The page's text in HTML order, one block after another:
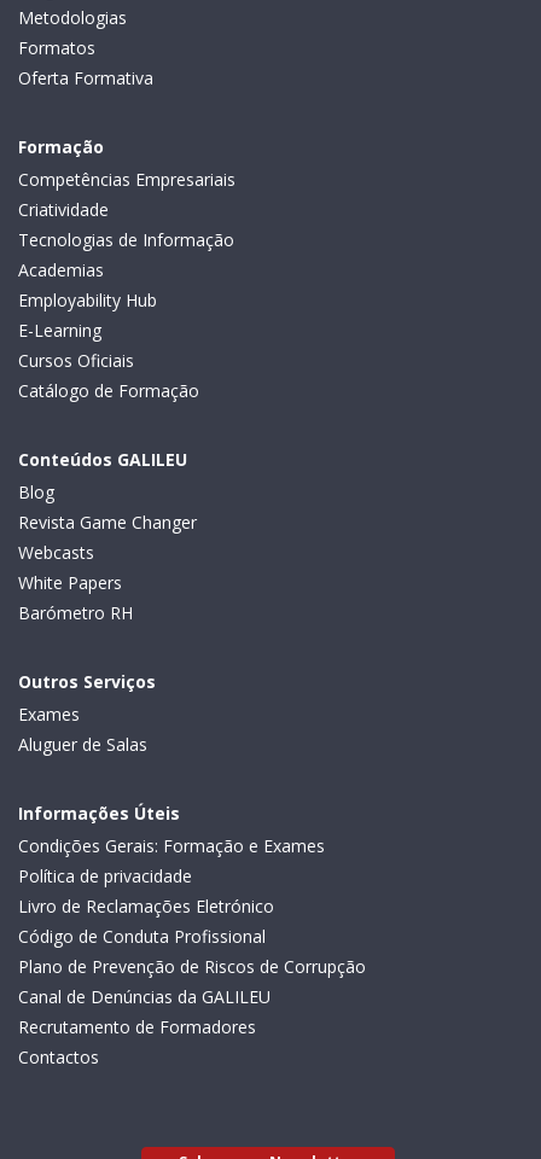
Metodologias
Formatos
Oferta Formativa
Formação
Competências Empresariais
Criatividade
Tecnologias de Informação
Academias
Employability Hub
E-Learning
Cursos Oficiais
Catálogo de Formação
Conteúdos GALILEU
Blog
Revista Game Changer
Webcasts
White Papers
Barómetro RH
Outros Serviços
Exames
Aluguer de Salas
Informações Úteis
Condições Gerais: Formação e Exames
Política de privacidade
Livro de Reclamações Eletrónico
Código de Conduta Profissional
Plano de Prevenção de Riscos de Corrupção
Canal de Denúncias da GALILEU
Recrutamento de Formadores
Contactos